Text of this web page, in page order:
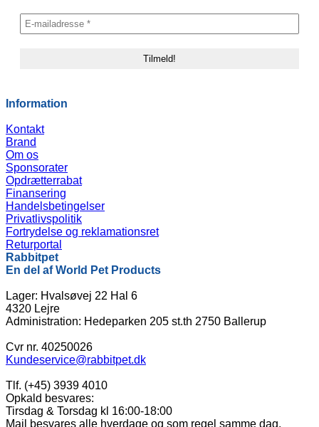
Information
Kontakt
Brand
Om os
Sponsorater
Opdrætterrabat
Finansering
Handelsbetingelser
Privatlivspolitik
Fortrydelse og reklamationsret
Returportal
Rabbitpet
En del af World Pet Products
Lager: Hvalsøvej 22 Hal 6
4320 Lejre
Administration: Hedeparken 205 st.th 2750 Ballerup
Cvr nr. 40250026
Kundeservice@rabbitpet.dk
Tlf. (+45) 3939 4010
Opkald besvares:
Tirsdag & Torsdag kl 16:00-18:00
Mail besvares alle hverdage og som regel samme dag.